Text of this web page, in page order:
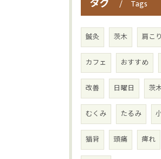
Tags
鍼灸 茨木 肩こり
カフェ おすすめ
改善 日曜日 茨
むくみ たるみ
猫背 頭痛 痺れ